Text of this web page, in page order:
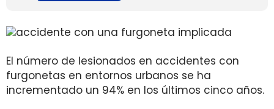
El número de lesionados en accidentes con
furgonetas en entornos urbanos se ha
incrementado un 94% en los últimos cinco años.